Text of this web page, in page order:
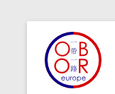
contenu